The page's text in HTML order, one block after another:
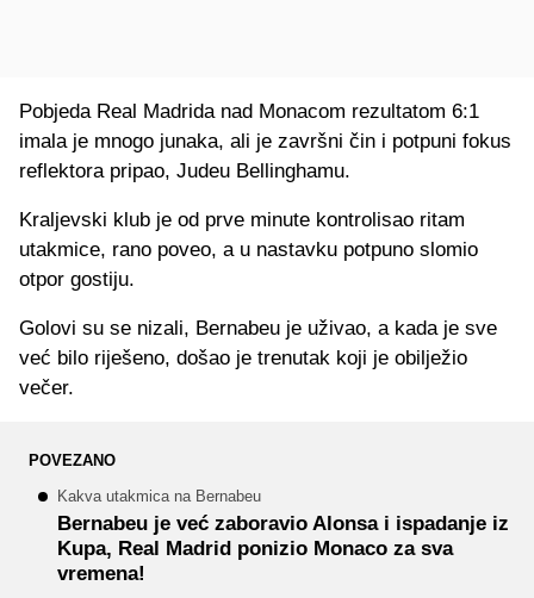
Pobjeda Real Madrida nad Monacom rezultatom 6:1
imala je mnogo junaka, ali je završni čin i potpuni fokus
reflektora pripao, Judeu Bellinghamu.
Kraljevski klub je od prve minute kontrolisao ritam
utakmice, rano poveo, a u nastavku potpuno slomio
otpor gostiju.
Golovi su se nizali, Bernabeu je uživao, a kada je sve
već bilo riješeno, došao je trenutak koji je obilježio
večer.
POVEZANO
Kakva utakmica na Bernabeu
Bernabeu je već zaboravio Alonsa i ispadanje iz
Kupa, Real Madrid ponizio Monaco za sva
vremena!